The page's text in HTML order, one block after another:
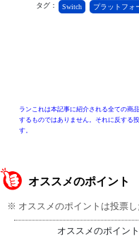
タグ： Switch プラットフォ
ランこれは本記事に紹介される全ての商
するものではありません。それに反する
す。
オススメのポイント
※ オススメのポイントは投票し
オススメのポイン